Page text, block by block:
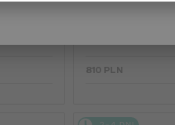
810 PLN